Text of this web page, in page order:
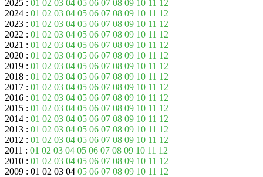
2025 : 01 02 03 04 05 06 07 08 09 10 11 12
2024 : 01 02 03 04 05 06 07 08 09 10 11 12
2023 : 01 02 03 04 05 06 07 08 09 10 11 12
2022 : 01 02 03 04 05 06 07 08 09 10 11 12
2021 : 01 02 03 04 05 06 07 08 09 10 11 12
2020 : 01 02 03 04 05 06 07 08 09 10 11 12
2019 : 01 02 03 04 05 06 07 08 09 10 11 12
2018 : 01 02 03 04 05 06 07 08 09 10 11 12
2017 : 01 02 03 04 05 06 07 08 09 10 11 12
2016 : 01 02 03 04 05 06 07 08 09 10 11 12
2015 : 01 02 03 04 05 06 07 08 09 10 11 12
2014 : 01 02 03 04 05 06 07 08 09 10 11 12
2013 : 01 02 03 04 05 06 07 08 09 10 11 12
2012 : 01 02 03 04 05 06 07 08 09 10 11 12
2011 : 01 02 03 04 05 06 07 08 09 10 11 12
2010 : 01 02 03 04 05 06 07 08 09 10 11 12
2009 : 01 02 03 04 05 06 07 08 09 10 11 12